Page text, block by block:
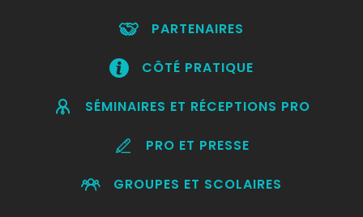
PARTENAIRES
CÔTÉ PRATIQUE
SÉMINAIRES ET RÉCEPTIONS PRO
PRO ET PRESSE
GROUPES ET SCOLAIRES